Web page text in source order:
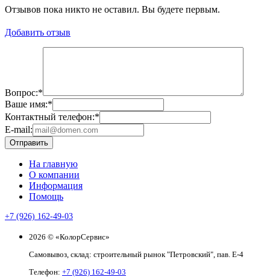
Отзывов пока никто не оставил. Вы будете первым.
Добавить отзыв
Вопрос:*
Ваше имя:*
Контактный телефон:*
E-mail:
Отправить
На главную
О компании
Информация
Помощь
+7 (926) 162-49-03
2026 © «КолорСервис»
Самовывоз, склад: строительный рынок "Петровский", пав. Е-4
Телефон: +7 (926) 162-49-03